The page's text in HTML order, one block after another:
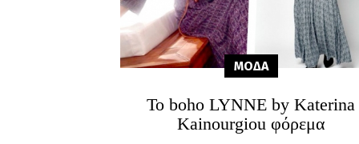
ΜΟΔΑ
Το boho LYNNE by Katerina
Kainourgiou φόρεμα